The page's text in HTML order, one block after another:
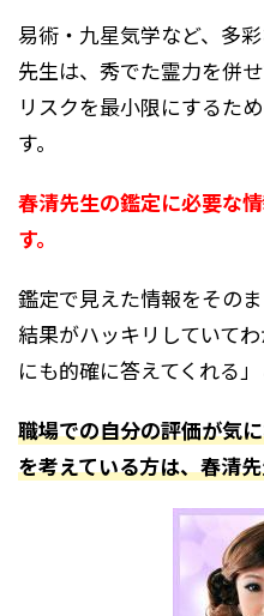
易術・九星気学など、多
先生は、秀でた霊力を併
リスクを最小限にするた
す。
春清先生の鑑定に必要な
す。
鑑定で見えた情報をその
結果がハッキリしていて
にも的確に答えてくれる
職場での自分の評価が気
を考えている方は、春清